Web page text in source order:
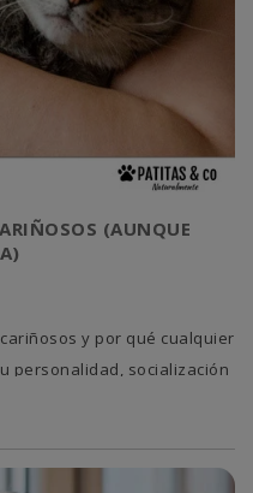
(AUNQUE
y por qué cualquier
personalidad, socialización
el cariño felino. 😻